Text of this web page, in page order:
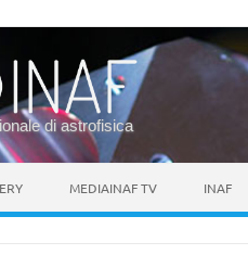
di astrofisica
MEDIAINAF TV INAF